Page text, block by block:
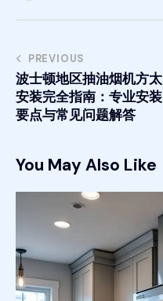
PREVIOUS
波士顿地区抽油烟机方太
安装完全指南：专业安装
要点与常见问题解答
You May Also Like